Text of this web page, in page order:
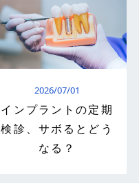
2026/07/01
インプラントの定期
検診、サボるとどう
なる？